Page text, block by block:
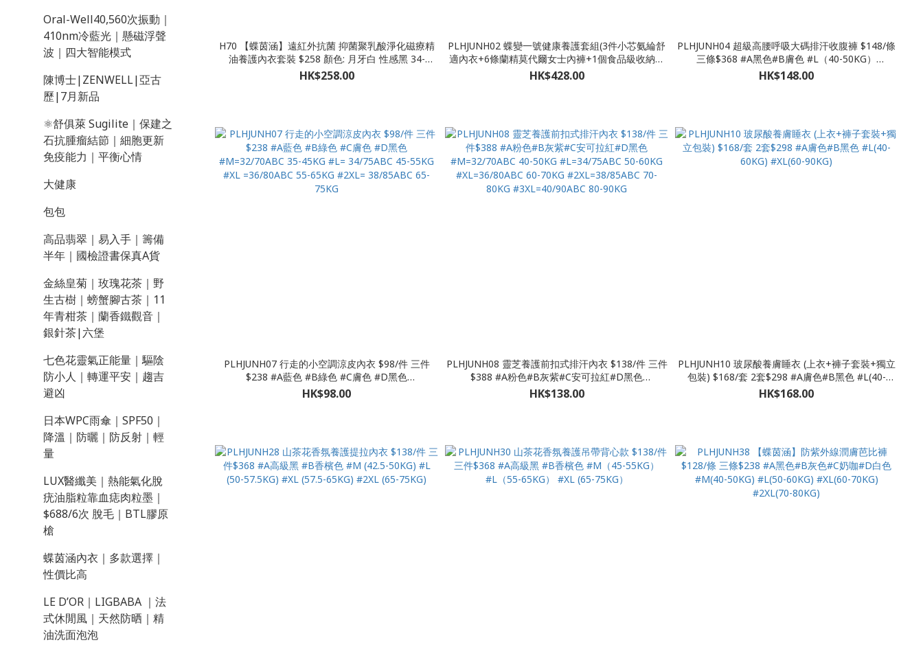
Oral-Well40,560次振動｜
410nm冷藍光｜懸磁浮聲
波｜四大智能模式
陳博士|ZENWELL|亞古
歷|7月新品
⚛️舒俱萊 Sugilite｜保建之
石抗腫瘤結節｜細胞更新
免疫能力｜平衡心情
大健康
包包
高品翡翠｜易入手｜籌備
半年｜國檢證書保真A貨
金絲皇菊｜玫瑰花茶｜野
生古樹｜螃蟹腳古茶｜11
年青柑茶｜蘭香鐵觀音｜
銀針茶|六堡
七色花靈氣正能量｜驅陰
防小人｜轉運平安｜趨吉
避凶
日本WPC雨傘｜SPF50｜
降溫｜防曬｜防反射｜輕
量
LUX醫纖美｜熱能氣化脫
疣油脂粒靠血痣肉粒墨｜
$688/6次 脫毛｜BTL膠原
槍
蝶茵涵內衣｜多款選擇｜
性價比高
LE D’OR｜LIGBABA ｜法
式休閒風｜天然防晒｜精
油洗面泡泡
H70 【蝶茵涵】遠紅外抗菌 抑菌聚乳酸淨化磁療精
油養護內衣套裝 $258 顏色: 月牙白 性感黑 34-
40A/B、 34-42C/D
HK$258.00
PLHJUNH02 蝶變一號健康養護套組(3件小芯氨綸舒
適內衣+6條蘭精莫代爾女士內褲+1個食品級收納盒
+1個手提袋) $428/SET #M=34/75ABC 45-52KG
#L=36/80ABC 52-65KG #XL=38/85ABC 65-75KG
HK$428.00
PLHJUNH04 超級高腰呼吸大碼排汗收腹褲 $148/條
三條$368 #A黑色#B膚色 #L（40-50KG）
#XL（50-65KG） #2XL（65-90KG） #4XL（90-
105KG） #6XL（105-120KG） #8XL（120-
HK$148.00
PLHJUNH07 行走的小空調涼皮內衣 $98/件 三件
$238 #A藍色 #B綠色 #C膚色 #D黑色
#M=32/70ABC 35-45KG #L= 34/75ABC 45-55KG
#XL =36/80ABC 55-65KG #2XL= 38/85ABC 65-
HK$98.00
PLHJUNH08 靈芝養護前扣式排汗內衣 $138/件 三件
$388 #A粉色#B灰紫#C安可拉紅#D黑色
#M=32/70ABC 40-50KG #L=34/75ABC 50-60KG
#XL=36/80ABC 60-70KG #2XL=38/85ABC 70-
HK$138.00
PLHJUNH10 玻尿酸養膚睡衣 (上衣+褲子套裝+獨立
包裝) $168/套 2套$298 #A膚色#B黑色 #L(40-
60KG) #XL(60-90KG)
HK$168.00